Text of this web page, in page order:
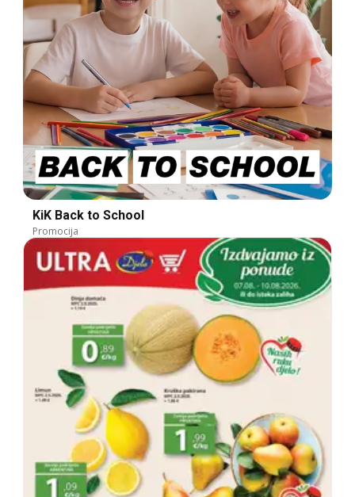
KiK Back to School
Promocija